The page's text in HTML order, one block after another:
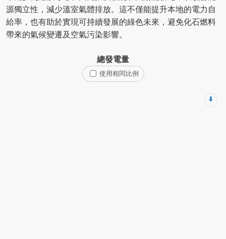
源獨立性，減少溫室氣體排放。這不僅能提升本地的電力自
給率，也有助於實現可持續發展的綠色未來，避免化石燃料
帶來的氣候變遷及空氣污染影響。
總發電量
使用相同比例
⬇️